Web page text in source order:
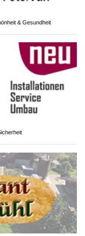
& Gesundheit